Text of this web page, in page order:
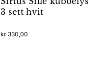
3 sett hvit
kr 330,00